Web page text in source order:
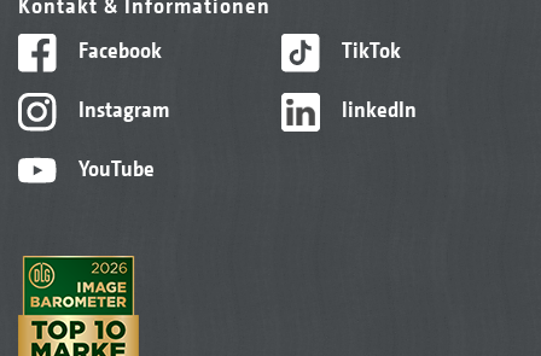
Kontakt & Informationen
Facebook
Instagram
YouTube
TikTok
linkedIn